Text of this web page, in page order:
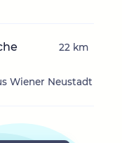
Wiener Neustadt
22 km